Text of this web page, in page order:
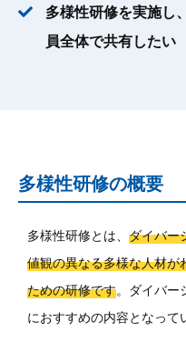
多様性研修を実施し
員全体で共有したい
多様性研修の概要
多様性研修とは、 ダイバー
値観の異なる多様な人材
ための研修です。ダイバー
におすすめの内容となって